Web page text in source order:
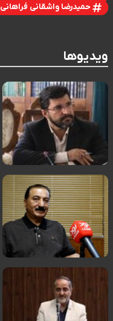
حمیدرضا واشقانی فراهانی
ویدیوها